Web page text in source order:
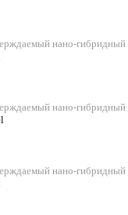
нано-гибридный
нано-гибридный
нано-гибридный